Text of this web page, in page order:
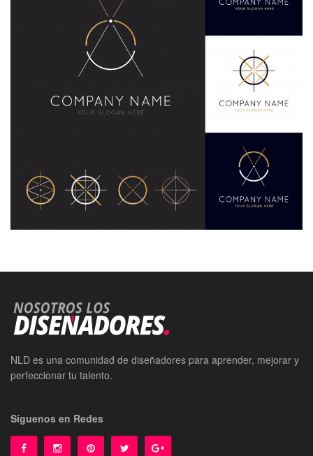
NLD es una comunidad de diseñadores para aprender, mejorar y
perfeccionar tu talento.
Síguenos en Redes